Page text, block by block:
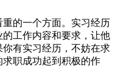
重的一个方面。实习经历
工作内容和要求，让他
有实习经历，不妨在求
职成功起到积极的作